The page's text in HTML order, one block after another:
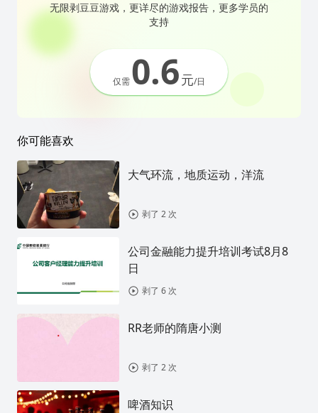
无限剥豆豆游戏，更详尽的游戏报告，更多学员的
支持
仅需0.6元/日
你可能喜欢
大气环流，地质运动，洋流
剥了 2 次
公司金融能力提升培训考试8月8
日
剥了 6 次
RR老师的隋唐小测
剥了 2 次
啤酒知识